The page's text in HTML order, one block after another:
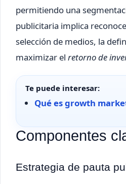
permitiendo una
publicitaria implica
selección de medios, la
maximizar el retorno de
Te puede interesar:
Qué es growth
Componentes
Estrategia de pauta